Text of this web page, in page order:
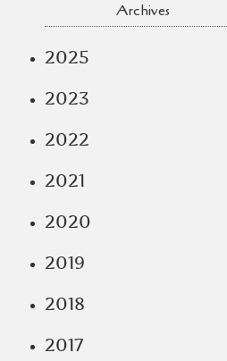
Archives
2025
2023
2022
2021
2020
2019
2018
2017